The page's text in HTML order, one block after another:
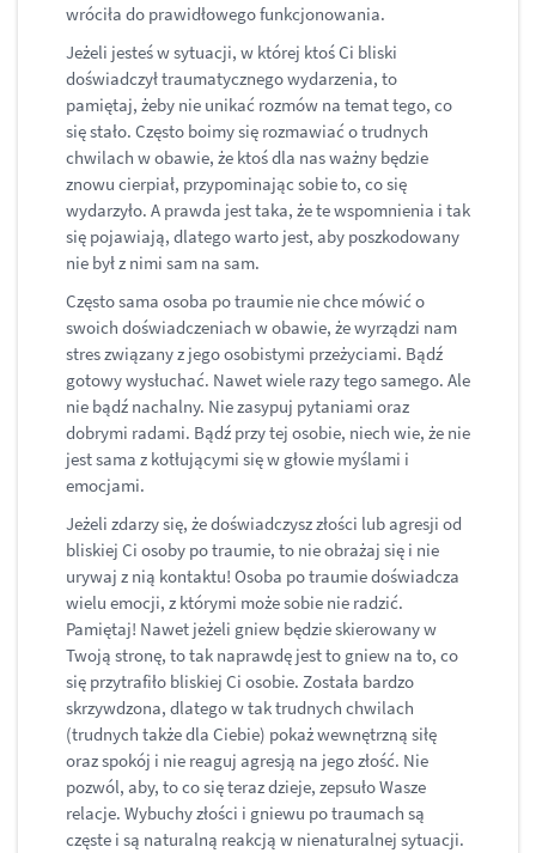
wróciła do prawidłowego funkcjonowania.
Jeżeli jesteś w sytuacji, w której ktoś Ci bliski
doświadczył traumatycznego wydarzenia, to
pamiętaj, żeby nie unikać rozmów na temat tego, co
się stało. Często boimy się rozmawiać o trudnych
chwilach w obawie, że ktoś dla nas ważny będzie
znowu cierpiał, przypominając sobie to, co się
wydarzyło. A prawda jest taka, że te wspomnienia i tak
się pojawiają, dlatego warto jest, aby poszkodowany
nie był z nimi sam na sam.
Często sama osoba po traumie nie chce mówić o
swoich doświadczeniach w obawie, że wyrządzi nam
stres związany z jego osobistymi przeżyciami. Bądź
gotowy wysłuchać. Nawet wiele razy tego samego. Ale
nie bądź nachalny. Nie zasypuj pytaniami oraz
dobrymi radami. Bądź przy tej osobie, niech wie, że nie
jest sama z kotłującymi się w głowie myślami i
emocjami.
Jeżeli zdarzy się, że doświadczysz złości lub agresji od
bliskiej Ci osoby po traumie, to nie obrażaj się i nie
urywaj z nią kontaktu! Osoba po traumie doświadcza
wielu emocji, z którymi może sobie nie radzić.
Pamiętaj! Nawet jeżeli gniew będzie skierowany w
Twoją stronę, to tak naprawdę jest to gniew na to, co
się przytrafiło bliskiej Ci osobie. Została bardzo
skrzywdzona, dlatego w tak trudnych chwilach
(trudnych także dla Ciebie) pokaż wewnętrzną siłę
oraz spokój i nie reaguj agresją na jego złość. Nie
pozwól, aby, to co się teraz dzieje, zepsuło Wasze
relacje. Wybuchy złości i gniewu po traumach są
częste i są naturalną reakcją w nienaturalnej sytuacji.